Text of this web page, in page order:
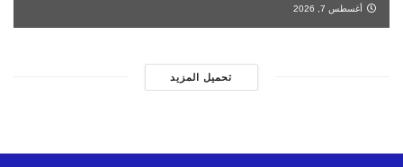
أغسطس 7, 2026
تحميل المزيد